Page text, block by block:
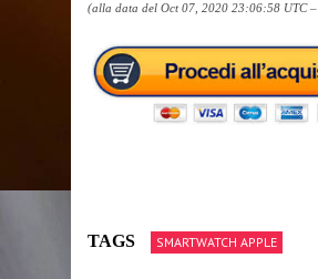
(alla data del Oct 07, 2020 23:06:58 UTC –
TAGS SMARTWATCH APPLE